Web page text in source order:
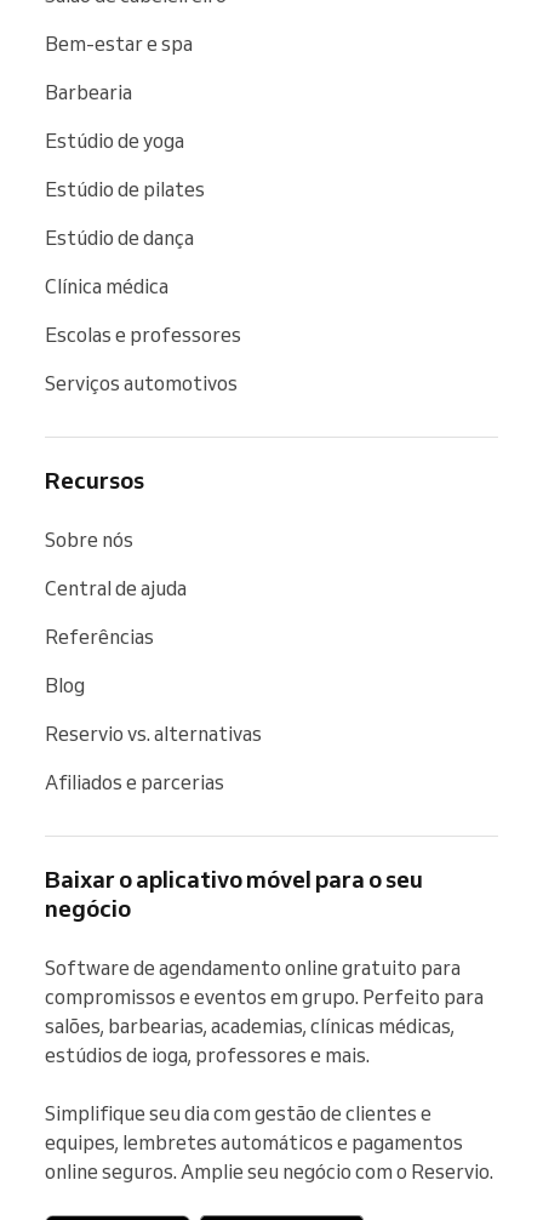
Bem-estar e spa
Barbearia
Estúdio de yoga
Estúdio de pilates
Estúdio de dança
Clínica médica
Escolas e professores
Serviços automotivos
Recursos
Sobre nós
Central de ajuda
Referências
Blog
Reservio vs. alternativas
Afiliados e parcerias
Baixar o aplicativo móvel para o seu
negócio
Software de agendamento online gratuito para
compromissos e eventos em grupo. Perfeito para
salões, barbearias, academias, clínicas médicas,
estúdios de ioga, professores e mais.
Simplifique seu dia com gestão de clientes e
equipes, lembretes automáticos e pagamentos
online seguros. Amplie seu negócio com o Reservio.